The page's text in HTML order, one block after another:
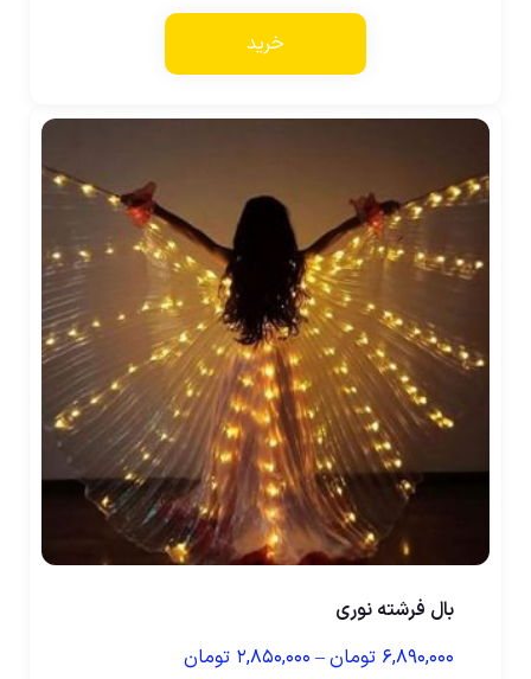
خرید
بال فرشته نوری
۶,۸۹۰,۰۰۰ تومان– ۲,۸۵۰,۰۰۰ تومان